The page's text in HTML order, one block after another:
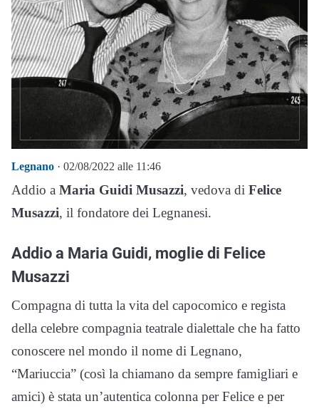
Legnano · 02/08/2022 alle 11:46
Addio a Maria Guidi Musazzi, vedova di Felice
Musazzi, il fondatore dei Legnanesi.
Addio a Maria Guidi, moglie di Felice
Musazzi
Compagna di tutta la vita del capocomico e regista
della celebre compagnia teatrale dialettale che ha fatto
conoscere nel mondo il nome di Legnano,
“Mariuccia” (così la chiamano da sempre famigliari e
amici) è stata un’autentica colonna per Felice e per